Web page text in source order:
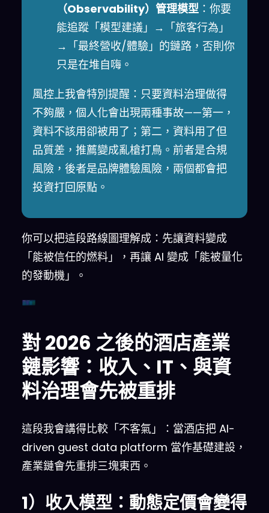
（Observability）管理模型 ：你要
能追蹤「模型建議」→「旅客行為」
→「最終營收/體驗」的鏈路，否則你
只是在堆自嗨。
風控上我會特別提醒：只要資料治理做得
不夠嚴，個人化會出現兩種事故——第一，
資料不該用卻被用了；第二，資料用了但
品質差，推薦變成亂槍打鳥。前者是合規
風險，後者是品牌體驗風險，兩個都會把
投資打回原點。
你可以把這段路線圖理解成：先讓資料變成
「能被信任的燃料」，再讓 AI 變成「能被量化
的發動機」。
落地路線圖（工程 + 治理）
對 2026 之後的酒店產業
鏈影響：收入、IT、與資
料治理會先被重排
這段我會講得比較「不客氣」：當酒店把 AI-
driven guest data platform 當作基礎建設，
產業鏈會先重排三塊東西。
1）收入模型：動態定價會變得